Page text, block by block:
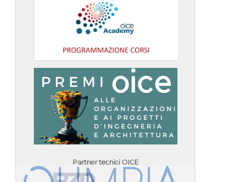
Partner tecnici OICE